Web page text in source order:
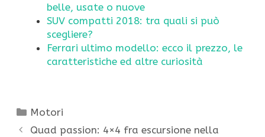
belle, usate o nuove
SUV compatti 2018: tra quali si può
scegliere?
Ferrari ultimo modello: ecco il prezzo, le
caratteristiche ed altre curiosità
Categorie
Motori
Quad passion: 4×4 fra escursione nella